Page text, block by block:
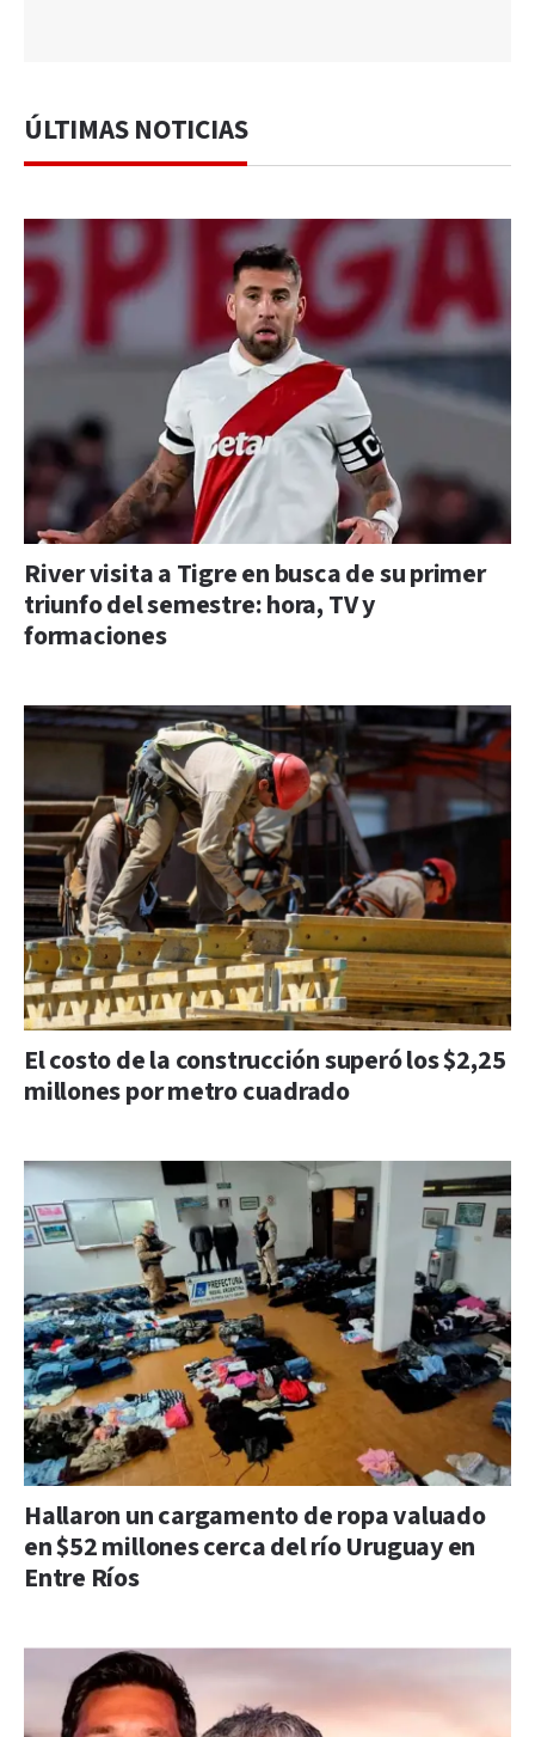
ÚLTIMAS NOTICIAS
River visita a Tigre en busca de su primer
triunfo del semestre: hora, TV y
formaciones
El costo de la construcción superó los $2,25
millones por metro cuadrado
Hallaron un cargamento de ropa valuado
en $52 millones cerca del río Uruguay en
Entre Ríos